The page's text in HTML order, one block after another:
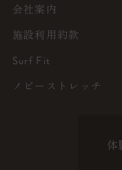
会社案内
施設利用約款
Surf Fit
ノビーストレッチ